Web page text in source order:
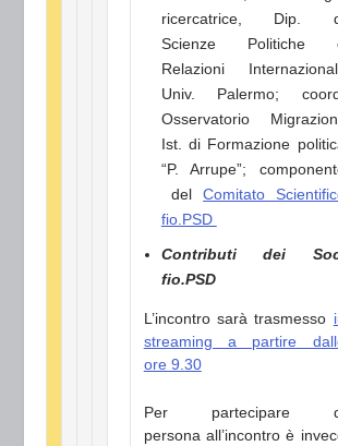
ricercatrice, Dip.
Scienze Politiche
Relazioni
Univ. Palermo;
Osservatorio
Ist. di Formazione
“P. Arrupe”;
delComitato
fio.PSD
Contributi dei
fio.PSD
L’incontro sarà trasmesso
streaming a partire
ore 9.30
Per partecipare
persona all’incontro è